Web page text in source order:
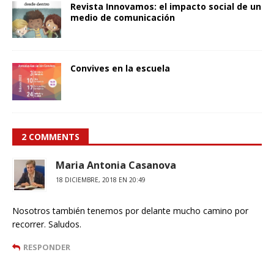
Revista Innovamos: el impacto social de un
medio de comunicación
Convives en la escuela
2 COMMENTS
Maria Antonia Casanova
18 DICIEMBRE, 2018 EN 20:49
Nosotros también tenemos por delante mucho camino por
recorrer. Saludos.
RESPONDER